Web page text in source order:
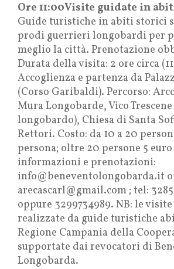
Ore 11:00Visite guidate in
Guide turistiche in abiti storici
prodi guerrieri longobardi per
meglio la città. Prenotazione
Durata della visita: 2 ore circa
Accoglienza e partenza da
(Corso Garibaldi). Percorso:
Mura Longobarde, Vico
longobardo), Chiesa di Santa
Rettori. Costo: da 10 a 20
persona; oltre 20 persone 5 euro
informazioni e prenotazioni:
info@beneventolongobarda.it
arecascarl@gmail.com ; tel:
oppure 3299734989. NB: le
realizzate da guide turistiche
Regione Campania della
supportate dai revocatori di
Longobarda.